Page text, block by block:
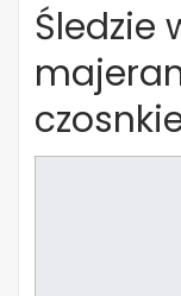
Śledzie